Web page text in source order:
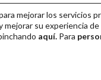
mejorar los servicios
su experiencia
aquí. Para